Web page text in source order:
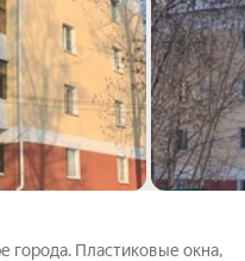
города. Пластиковые окна,